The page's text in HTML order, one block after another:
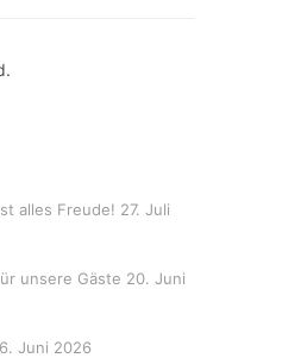
alles Freude! 27. Juli
unsere Gäste 20. Juni
Juni 2026